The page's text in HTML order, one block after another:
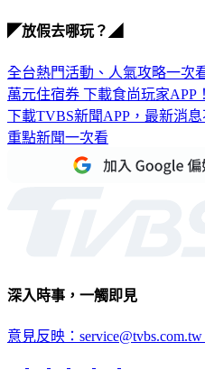
◤放假去哪玩？◢
全台熱門活動、人氣攻略一次
萬元住宿券 下載食尚玩家APP
下載TVBS新聞APP，最新消
重點新聞一次看
深入時事，一觸即見
意見反映：service@tvbs.com.tw